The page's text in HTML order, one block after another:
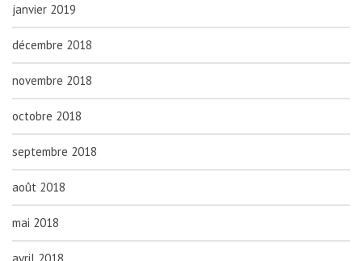
janvier 2019
décembre 2018
novembre 2018
octobre 2018
septembre 2018
août 2018
mai 2018